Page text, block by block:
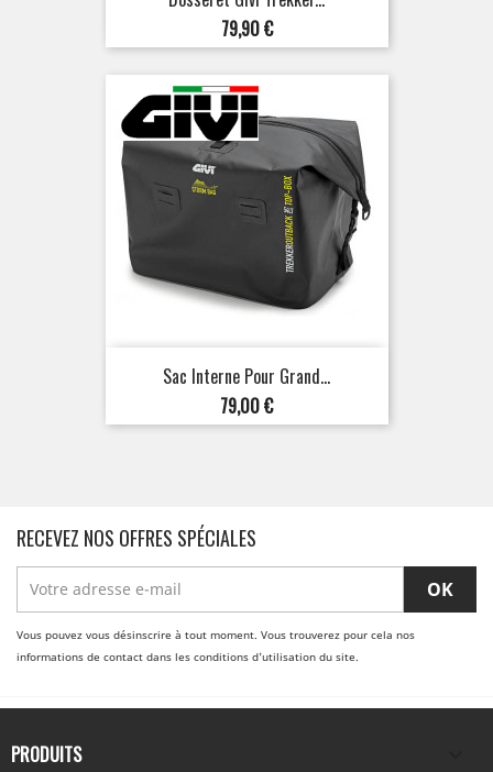
Prix
79,90 €
Sac Interne Pour Grand...
Prix
79,00 €
RECEVEZ NOS OFFRES SPÉCIALES
Vous pouvez vous désinscrire à tout moment. Vous trouverez pour cela nos
informations de contact dans les conditions d'utilisation du site.
PRODUITS